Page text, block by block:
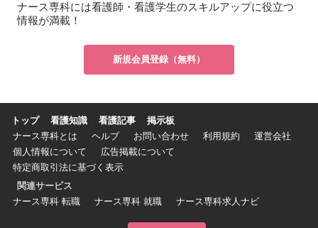
ナース専科には看護師・看護学生のスキルアップに役立つ
情報が満載！
新規会員登録（無料）
トップ 看護知識 看護記事
掲示板
ナース専科とは
ヘルプ お問い合わせ 利用規約
運営会社
個人情報について
広告掲載について
特定商取引法に基づく表示
関連サービス
ナース専科 転職
ナース専科 就職 ナース専科求人ナビ